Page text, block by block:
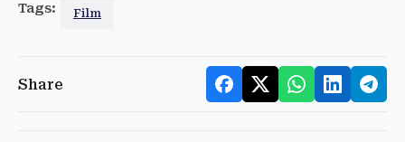
Tags: Film
Share